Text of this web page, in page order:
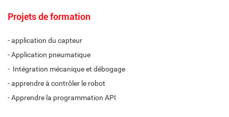
Projets de formation
- application du capteur
- Application pneumatique
- Intégration mécanique et débogage
- apprendre à contrôler le robot
- Apprendre la programmation API